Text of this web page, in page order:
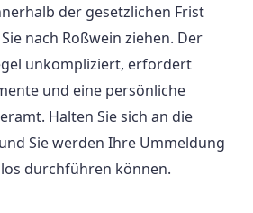
der gesetzlichen Frist
nach Roßwein ziehen. Der
unkompliziert, erfordert
und eine persönliche
Halten Sie sich an die
Sie werden Ihre Ummeldung
durchführen können.